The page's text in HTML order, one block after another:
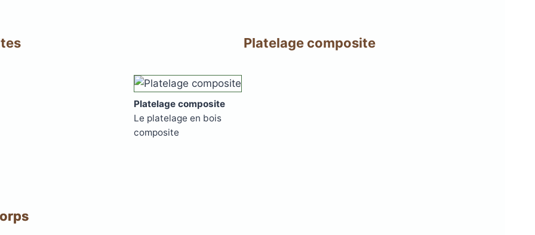
Platelage composite
Platelage composite
Le platelage en bois
composite